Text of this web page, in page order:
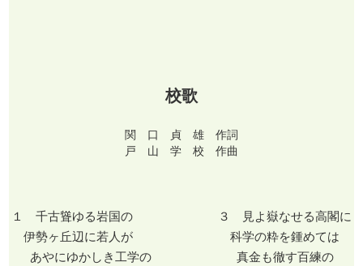
校歌
関 口 貞 雄 作詞
戸 山 学 校 作曲
１ 千古聳ゆる岩国の ３ 見よ嶽なせる高閣に
伊勢ヶ丘辺に若人が 科学の粋を鍾めては
あやにゆかしき工学の 真金も徹す百練の